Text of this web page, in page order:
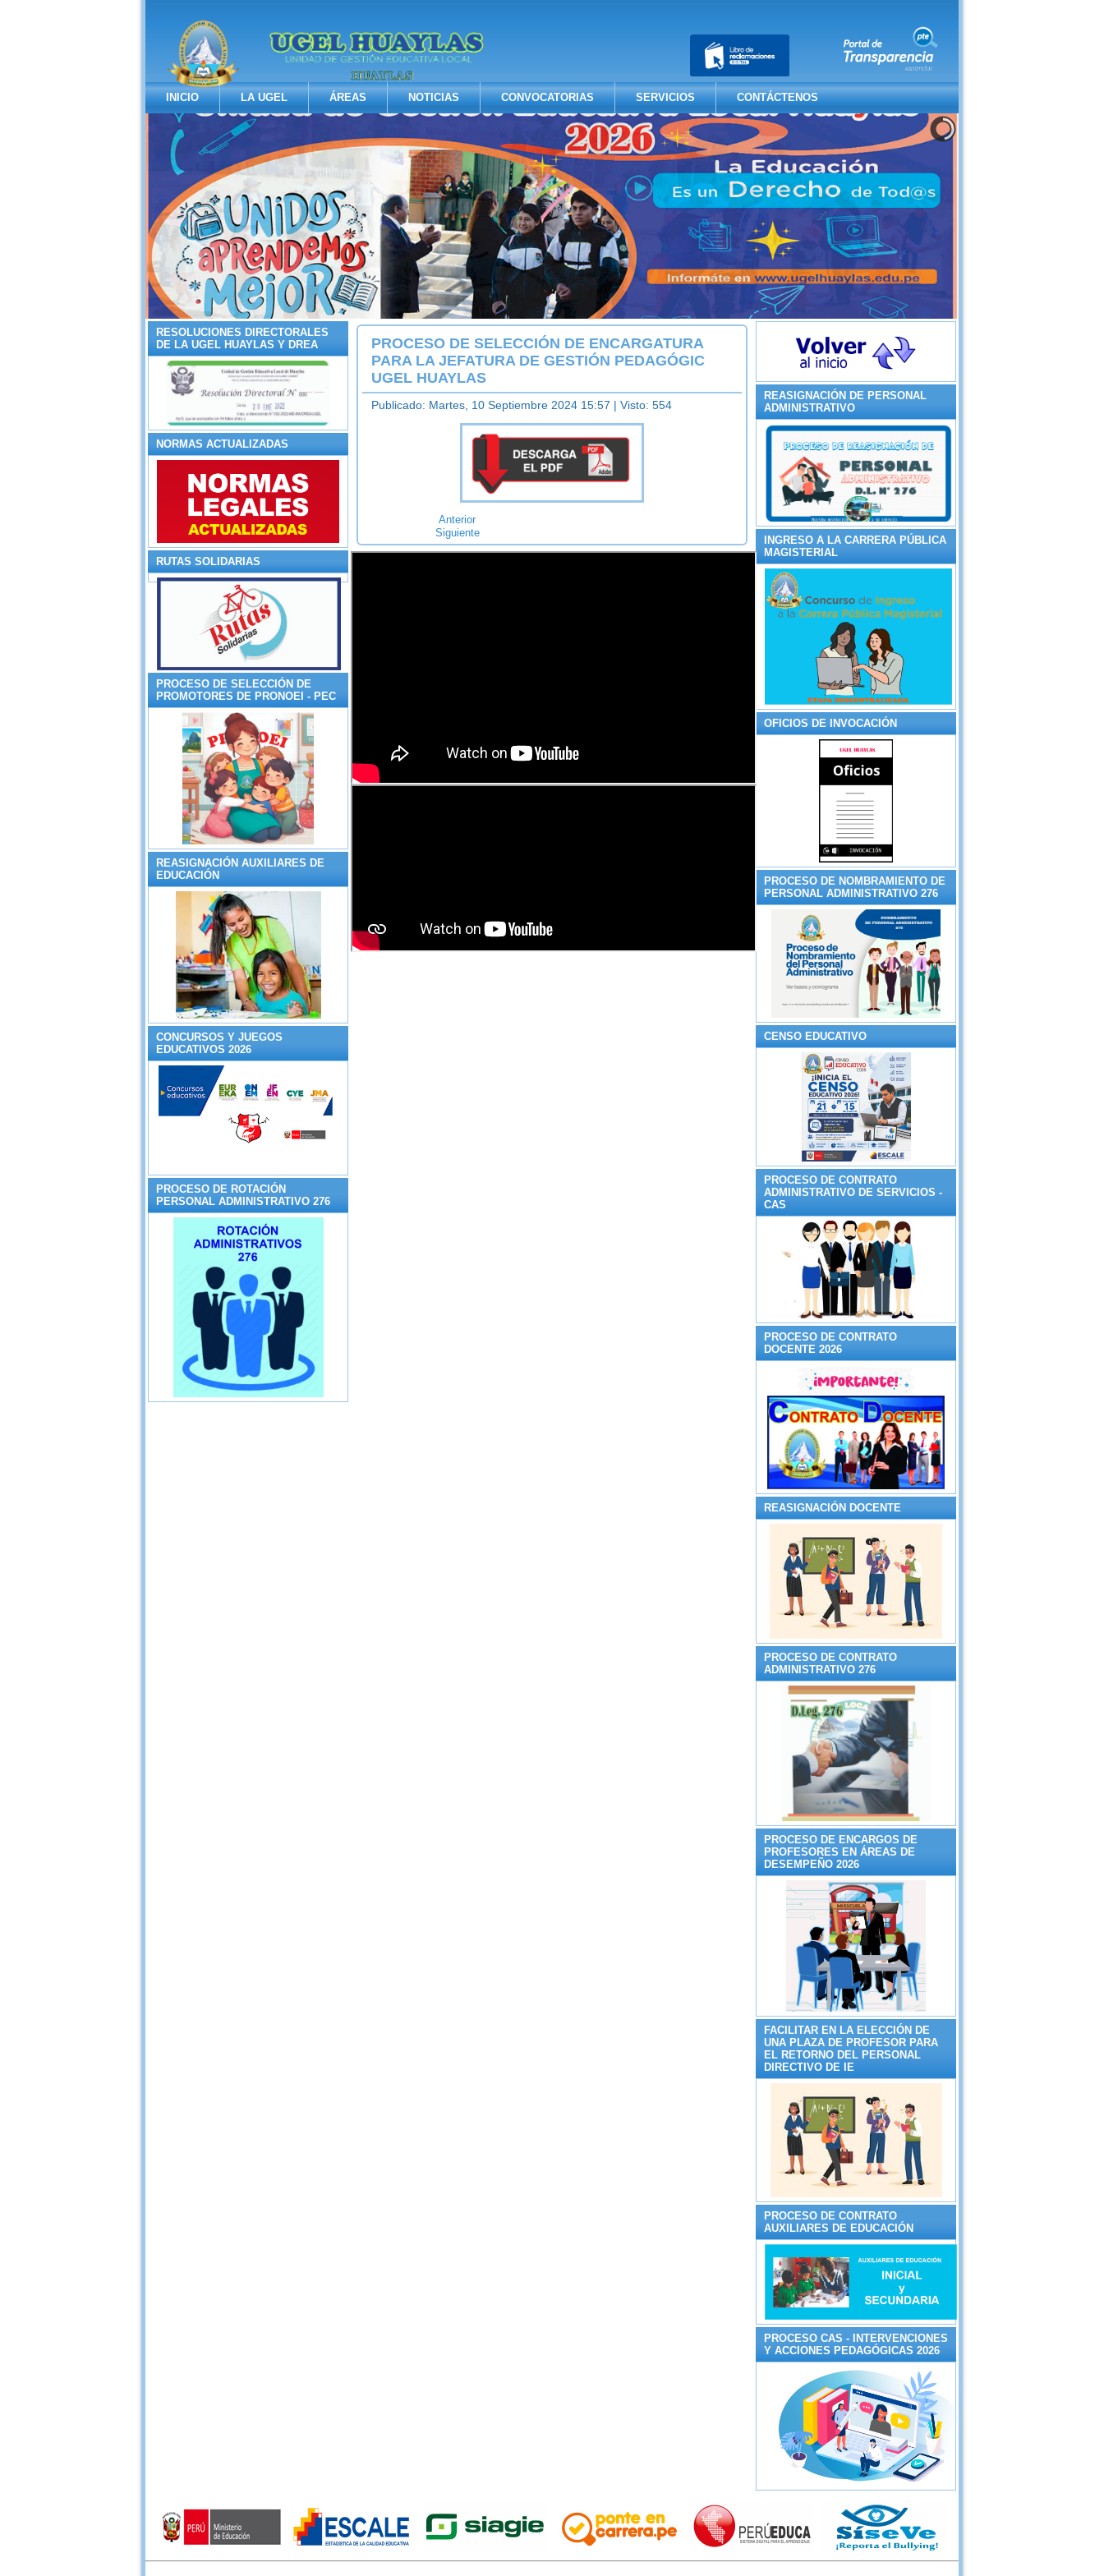
INICIO LA UGEL ÁREAS NOTICIAS CONVOCATORIAS SERVICIOS CONTÁCTENOS
RESOLUCIONES DIRECTORALES
DE LA UGEL HUAYLAS Y DREA
NORMAS ACTUALIZADAS
RUTAS SOLIDARIAS
PROCESO DE SELECCIÓN DE
PROMOTORES DE PRONOEI - PEC
REASIGNACIÓN AUXILIARES DE
EDUCACIÓN
CONCURSOS Y JUEGOS
EDUCATIVOS 2026
PROCESO DE ROTACIÓN
PERSONAL ADMINISTRATIVO 276
PROCESO DE SELECCIÓN DE ENCARGATURA
PARA LA JEFATURA DE GESTIÓN PEDAGÓGIC
UGEL HUAYLAS
Publicado: Martes, 10 Septiembre 2024 15:57 | Visto: 554
Anterior
Siguiente
REASIGNACIÓN DE PERSONAL
ADMINISTRATIVO
INGRESO A LA CARRERA PÚBLICA
MAGISTERIAL
OFICIOS DE INVOCACIÓN
PROCESO DE NOMBRAMIENTO DE
PERSONAL ADMINISTRATIVO 276
CENSO EDUCATIVO
PROCESO DE CONTRATO
ADMINISTRATIVO DE SERVICIOS -
CAS
PROCESO DE CONTRATO
DOCENTE 2026
REASIGNACIÓN DOCENTE
PROCESO DE CONTRATO
ADMINISTRATIVO 276
PROCESO DE ENCARGOS DE
PROFESORES EN ÁREAS DE
DESEMPEÑO 2026
FACILITAR EN LA ELECCIÓN DE
UNA PLAZA DE PROFESOR PARA
EL RETORNO DEL PERSONAL
DIRECTIVO DE IE
PROCESO DE CONTRATO
AUXILIARES DE EDUCACIÓN
PROCESO CAS - INTERVENCIONES
Y ACCIONES PEDAGÓGICAS 2026